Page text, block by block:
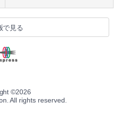
で見る
©2026
All rights reserved.